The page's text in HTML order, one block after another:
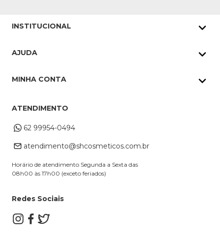
INSTITUCIONAL
Pedidos Whatsapp
Cupons
AJUDA
Troca e Devoluções
Dúvidas Frequentes
MINHA CONTA
Alterar Cadastro
ATENDIMENTO
62 99954-0494
atendimento@shcosmeticos.com.br
Horário de atendimento Segunda a Sexta das
08h00 às 17h00 (exceto feriados)
Redes Sociais